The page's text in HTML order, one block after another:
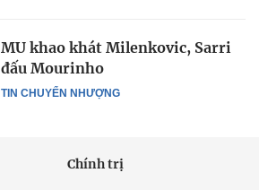
TIN CHUYỂN NHƯỢNG
MU khao khát Milenkovic, Sarri
đấu Mourinho
Chính trị